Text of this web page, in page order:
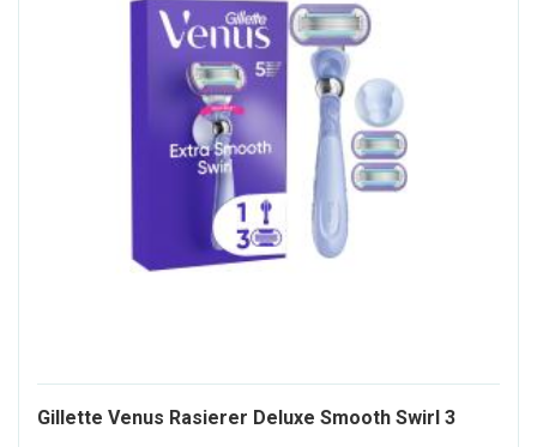
Gillette Venus Rasierer Deluxe Smooth Swirl 3